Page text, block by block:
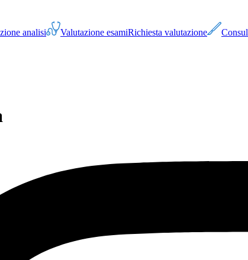
analisi Valutazione esamiRichiesta valutazione